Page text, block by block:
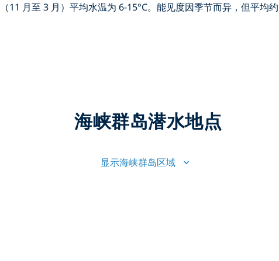
11 月至 3 月）平均水温为 6-15°C。能见度因季节而异，但平均
海峡群岛潜水地点
显示海峡群岛区域